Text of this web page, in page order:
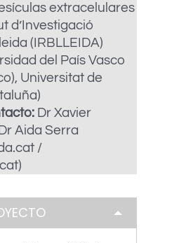
extracelulares
d’Investigació
(IRBLLEIDA)
del País Vasco
Universitat de
Dr Xavier
Aida Serra
/